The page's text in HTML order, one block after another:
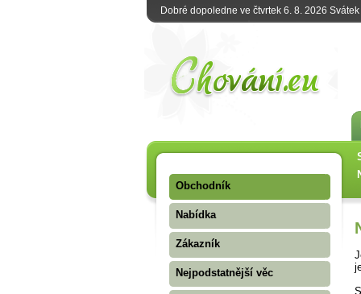
Dobré dopoledne ve čtvrtek 6. 8. 2026
Obchodník
Nabídka
Zákazník
Nejpodstatnější věc